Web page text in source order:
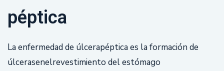
péptica
La enfermedad de úlcerapéptica es la formación de
úlcerasenelrevestimiento del estómago